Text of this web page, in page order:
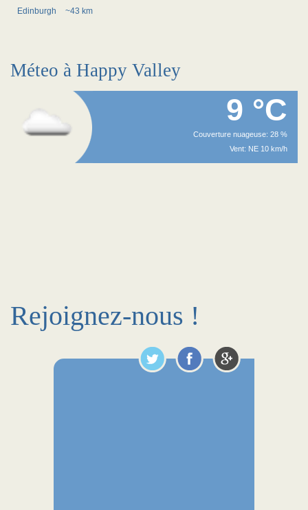
Edinburgh
~43 km
Méteo à Happy Valley
9 °C
Couverture nuageuse: 28 %
Vent: NE 10 km/h
Rejoignez-nous !